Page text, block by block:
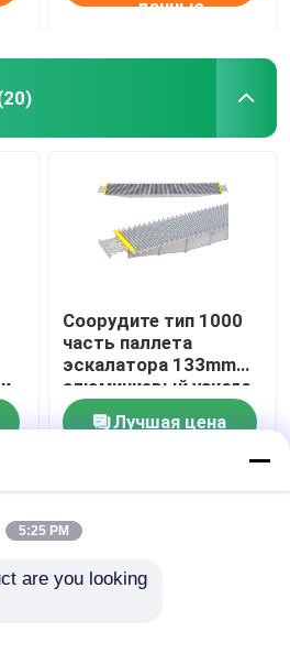
данные
2
Соорудите тип 1000
часть паллета
эскалатора 133mm
алюминиевый узкого
эскалатора глубины
запаснуюЛучшая цена
5:25 PM
are you looking